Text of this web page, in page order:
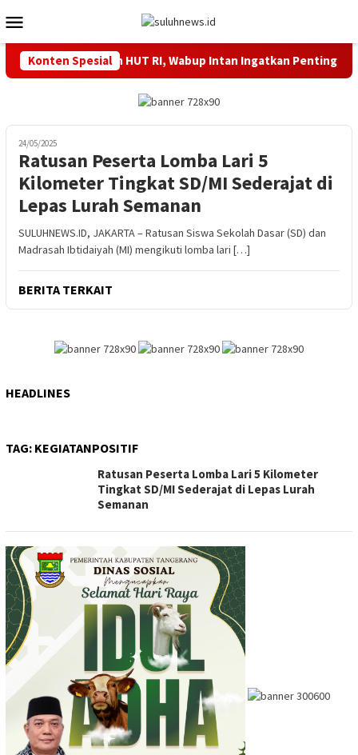
ke
kontenMobile
Konten Spesial
Sehat Meriahkan HUT RI, Wabup Intan Ingatkan Pentingnya
24/05/2025
Ratusan Peserta Lomba Lari 5
Kilometer Tingkat SD/MI Sederajat di
Lepas Lurah Semanan
SULUHNEWS.ID, JAKARTA – Ratusan Siswa Sekolah Dasar (SD) dan
Madrasah Ibtidaiyah (MI) mengikuti lomba lari […]
BERITA TERKAIT
HEADLINES
TAG: KEGIATANPOSITIF
Ratusan Peserta Lomba Lari 5 Kilometer
Tingkat SD/MI Sederajat di Lepas Lurah
Semanan